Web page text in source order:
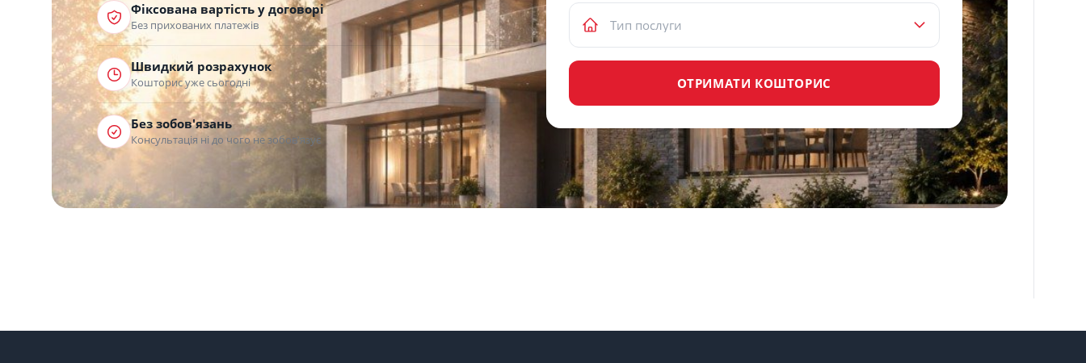
ОТРИМАТИ КОШТОРИС
Фіксована вартість у договорі
Без прихованих платежів
Швидкий розрахунок
Кошторис уже сьогодні
Без зобов'язань
Консультація ні до чого не зобов'язує